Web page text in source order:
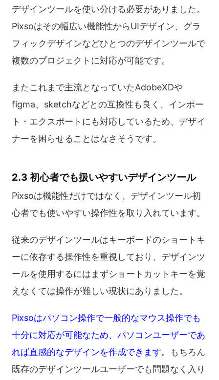
デザインツールを使い分ける必要がありました。
Pixsoはその幅広い機能性からUIデザイン、グラ
フィックデザインなどひとつのデザインツールで
複数のプロジェクトに対応が可能です。
またこれまで主流となっていたAdobeXDや
figma、sketchなどとの互換性も良く、インポー
ト・エクスポートにも対応しているため、デザイ
ナーを困らせることはなさそうです。
2.3 初心者でも扱いやすいデザインツール
Pixsoは機能性だけではなく、デザインツール初
心者でも使いやすい操作性を取り入れています。
従来のデザインツールはキーボードのショートキ
ーに依存する操作性を重視しており、デザインツ
ールを使用するにはまずショートカットキーを覚
えなくては操作が難しい現状にありました。
Pixsoはパソコン操作で一般的なマウス操作でも
十分に対応が可能なため、パソコンユーザーであ
れば直感的なデザインを作成できます。
もちろん
既存のデザインツールユーザーでも問題なく入り